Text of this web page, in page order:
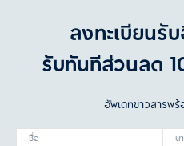
ลงทะเบียนรั
รับทันทีส่วนลด
อัพเดทข่าวสารพร้
ชื่อ น